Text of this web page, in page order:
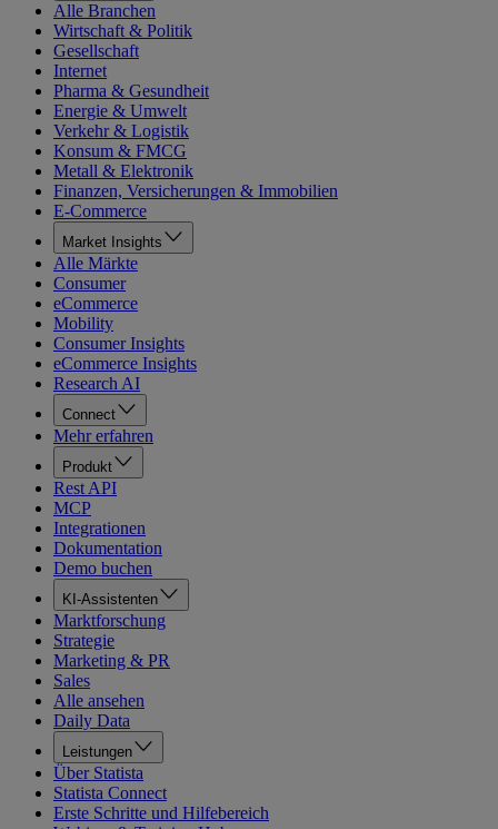
Alle Branchen
Wirtschaft & Politik
Gesellschaft
Internet
Pharma & Gesundheit
Energie & Umwelt
Verkehr & Logistik
Konsum & FMCG
Metall & Elektronik
Finanzen, Versicherungen & Immobilien
E-Commerce
Market Insights
Alle Märkte
Consumer
eCommerce
Mobility
Consumer Insights
eCommerce Insights
Research AI
Connect
Mehr erfahren
Produkt
Rest API
MCP
Integrationen
Dokumentation
Demo buchen
KI-Assistenten
Marktforschung
Strategie
Marketing & PR
Sales
Alle ansehen
Daily Data
Leistungen
Über Statista
Statista Connect
Erste Schritte und Hilfebereich